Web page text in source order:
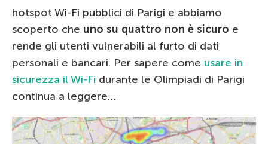
hotspot Wi-Fi pubblici di Parigi e abbiamo
scoperto che uno su quattro non è sicuro e
rende gli utenti vulnerabili al furto di dati
personali e bancari. Per sapere come usare in
sicurezza il Wi-Fi durante le Olimpiadi di Parigi
continua a leggere…